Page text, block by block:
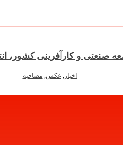
صنعتی و کارآفرینی کشور،
اخبار عکس مصاحبه